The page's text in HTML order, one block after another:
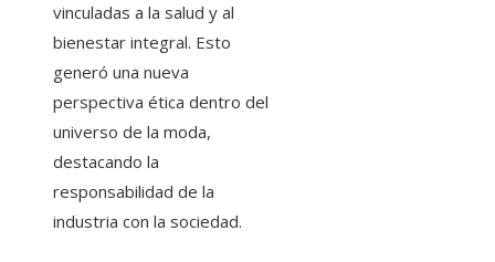
vinculadas a la salud y al
bienestar integral. Esto
generó una nueva
perspectiva ética dentro del
universo de la moda,
destacando la
responsabilidad de la
industria con la sociedad.